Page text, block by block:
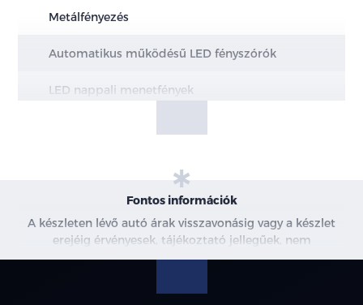
Metálfényezés
Automatikus működésű LED fényszórók
LED nappali menetfények
Intelligens távolsági fényszóró vezérlés (IHBC)
Fontos információk
A készleten lévő autó árak visszavonásig vagy a készlet
erejéig érvényesek, tájékoztató jellegűek, nem
minősülnek ajánlattételnek, a képek csak illusztrációk. A
információkért kérjen árajánlatot vagy vegye fel velünk a